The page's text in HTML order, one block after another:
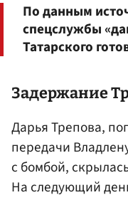
По данным
спецслужбы
Татарского
Задержание
Дарья Трепова,
передачи
с бомбой,
На следующий